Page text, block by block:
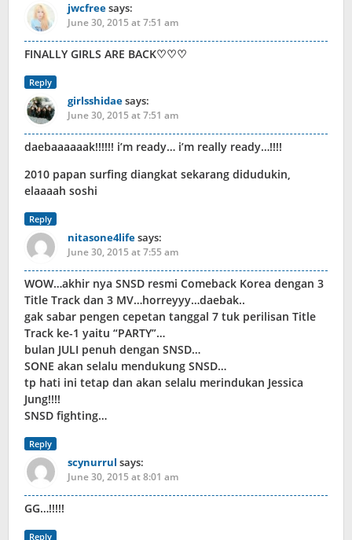
jwcfreesays:
June 30, 2015 at 7:51 am
FINALLY GIRLS ARE BACK♡♡♡
Reply
girlsshidaesays:
June 30, 2015 at 7:51 am
daebaaaaaak!!!!!! i’m ready… i’m really ready…!!!!
2010 papan surfing diangkat sekarang didudukin,
elaaaah soshi
Reply
nitasone4lifesays:
June 30, 2015 at 7:55 am
WOW…akhir nya SNSD resmi Comeback Korea dengan 3
Title Track dan 3 MV…horreyyy…daebak..
gak sabar pengen cepetan tanggal 7 tuk perilisan Title
Track ke-1 yaitu “PARTY”…
bulan JULI penuh dengan SNSD…
SONE akan selalu mendukung SNSD…
tp hati ini tetap dan akan selalu merindukan Jessica
Jung!!!!
SNSD fighting…
Reply
scynurrul says:
June 30, 2015 at 8:01 am
GG…!!!!!
Reply